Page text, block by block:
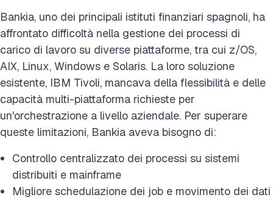
Bankia, uno dei principali istituti finanziari spagnoli, ha
affrontato difficoltà nella gestione dei processi di
carico di lavoro su diverse piattaforme, tra cui z/OS,
AIX, Linux, Windows e Solaris. La loro soluzione
esistente, IBM Tivoli, mancava della flessibilità e delle
capacità multi-piattaforma richieste per
un'orchestrazione a livello aziendale. Per superare
queste limitazioni, Bankia aveva bisogno di:
Controllo centralizzato dei processi su sistemi
distribuiti e mainframe
Migliore schedulazione dei job e movimento dei dati